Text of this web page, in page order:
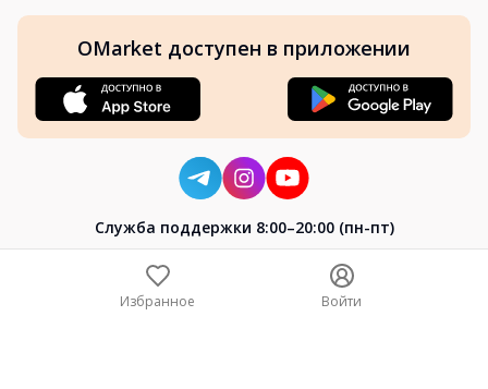
OMarket доступен в приложении
Cлужба поддержки 8:00–20:00 (пн-пт)
Избранное Войти